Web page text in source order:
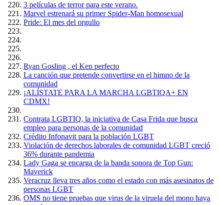
3 películas de terror para este verano.
Marvel estrenará su primer Spider-Man homosexual
Pride: El mes del orgullo
Ryan Gosling , el Ken perfecto
La canción que pretende convertirse en el himno de la
comunidad
¡ALÍSTATE PARA LA MARCHA LGBTIQA+ EN
CDMX!
Contrata LGBTIQ, la iniciativa de Casa Frida que busca
empleo para personas de la comunidad
Crédito Infonavit para la población LGBT
Violación de derechos laborales de comunidad LGBT creció
36% durante pandemia
Lady Gaga se encarga de la banda sonora de Top Gun:
Maverick
Veracruz lleva tres años como el estado con más asesinatos de
personas LGBT
OMS no tiene pruebas que virus de la viruela del mono haya